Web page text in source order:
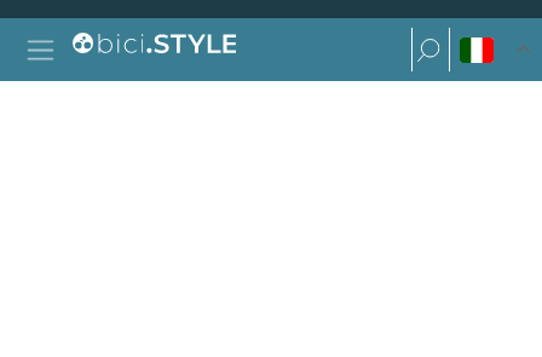
Vai al contenuto
Navigazione principale
Ricerca per:
Ricerca per: